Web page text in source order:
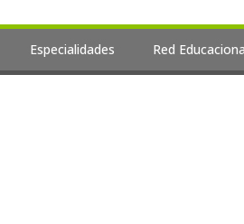
Especialidades Red